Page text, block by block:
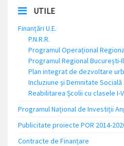
UTILE
Finanțări U.E.
P.N.R.R.
Programul Operațional
Programul Regional București-
Plan integrat de dezvoltare
Incluziune și Demnitate Socială
Reabilitarea Școlii cu clasele I-
Programul Național de Investiții
Publicitate proiecte POR 2014-
Contracte de Finanțare